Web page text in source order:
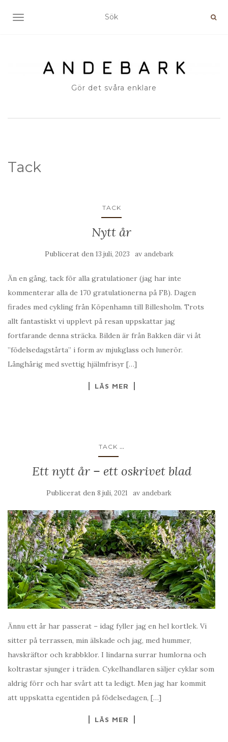
SLÅ PÅ/AV NAVIGERING
Gör det svåra enklare
Tack
TACK
Nytt år
Publicerat den 13 juli, 2023 av andebark
Än en gång, tack för alla gratulationer (jag har inte
kommenterar alla de 170 gratulationerna på FB). Dagen
firades med cykling från Köpenhamn till Billesholm. Trots
allt fantastiskt vi upplevt på resan uppskattar jag
fortfarande denna sträcka. Bilden är från Bakken där vi åt
”födelsedagstårta” i form av mjukglass och lunerör.
Långhårig med svettig hjälmfrisyr […]
LÄS MER
TACK ...
Ett nytt år – ett oskrivet blad
Publicerat den 8 juli, 2021 av andebark
Ännu ett år har passerat – idag fyller jag en hel kortlek. Vi
sitter på terrassen, min älskade och jag, med hummer,
havskräftor och krabbklor. I lindarna surrar humlorna och
koltrastar sjunger i träden. Cykelhandlaren säljer cyklar som
aldrig förr och har svårt att ta ledigt. Men jag har kommit
att uppskatta egentiden på födelsedagen, […]
LÄS MER